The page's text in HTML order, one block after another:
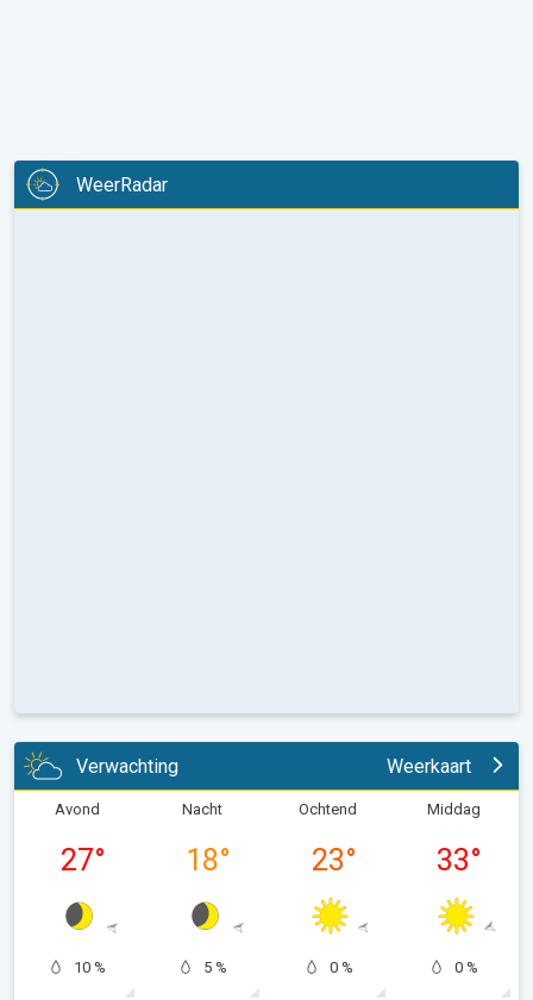
WeerRadar
Verwachting Weerkaart
Avond
27°
10 %
Nacht
18°
5 %
Ochtend
23°
0 %
Middag
33°
0 %